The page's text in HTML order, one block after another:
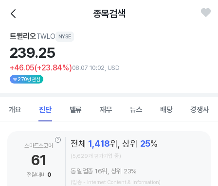
종목검색
트윌리오TWLO NYSE
239.25
+46.05(+23.84%)08.07 10:02, USD
270명 관심
개요 진단 밸류 재무 뉴스 배당 경쟁사
스마트스코어
61
전월대비 0
전체 1,418위, 상위 25%
(5,629개 평가기업 중)
동일업종 16위, 상위 23%
(업종 - Internet Content & Information)